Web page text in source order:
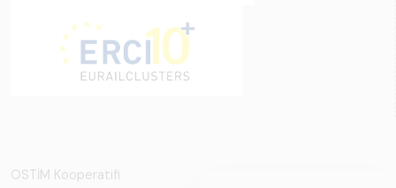
OSTİM Kooperatifi